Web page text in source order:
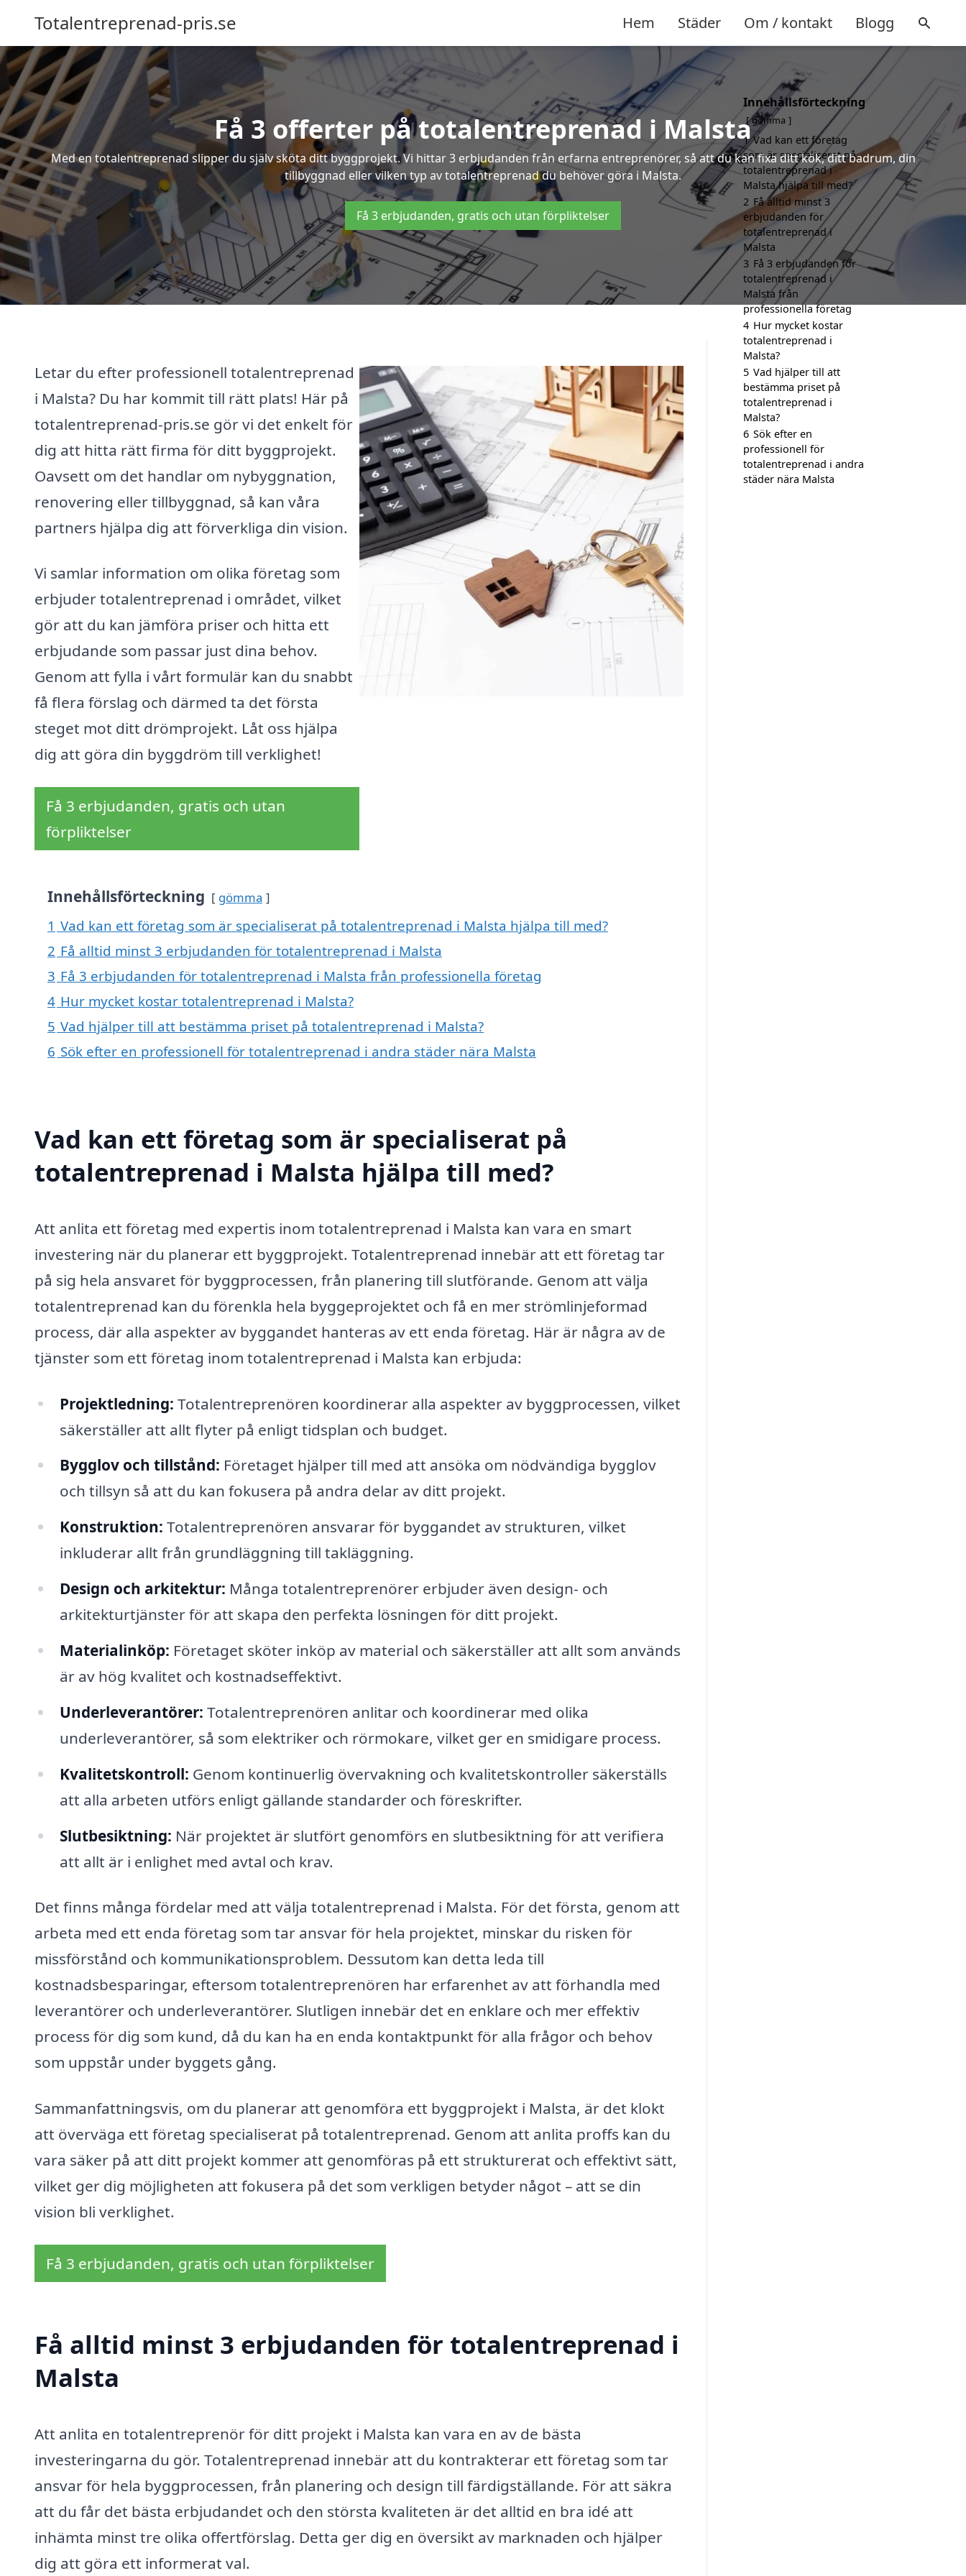
Totalentreprenad-pris.se Hem Städer Om / kontakt Blogg
Få 3 offerter på totalentreprenad i Malsta
Med en totalentreprenad slipper du själv sköta ditt byggprojekt. Vi hittar 3 erbjudanden från erfarna entreprenörer, så att du kan fixa ditt kök, ditt badrum, din
tillbyggnad eller vilken typ av totalentreprenad du behöver göra i Malsta.
Få 3 erbjudanden, gratis och utan förpliktelser
Letar du efter professionell totalentreprenad
i Malsta? Du har kommit till rätt plats! Här på
totalentreprenad-pris.se gör vi det enkelt för
dig att hitta rätt firma för ditt byggprojekt.
Oavsett om det handlar om nybyggnation,
renovering eller tillbyggnad, så kan våra
partners hjälpa dig att förverkliga din vision.
Vi samlar information om olika företag som
erbjuder totalentreprenad i området, vilket
gör att du kan jämföra priser och hitta ett
erbjudande som passar just dina behov.
Genom att fylla i vårt formulär kan du snabbt
få flera förslag och därmed ta det första
steget mot ditt drömprojekt. Låt oss hjälpa
dig att göra din byggdröm till verklighet!
Få 3 erbjudanden, gratis och utan
förpliktelser
Innehållsförteckning gömma
1 Vad kan ett företag som är specialiserat på totalentreprenad i Malsta hjälpa till med?
2 Få alltid minst 3 erbjudanden för totalentreprenad i Malsta
3 Få 3 erbjudanden för totalentreprenad i Malsta från professionella företag
4 Hur mycket kostar totalentreprenad i Malsta?
5 Vad hjälper till att bestämma priset på totalentreprenad i Malsta?
6 Sök efter en professionell för totalentreprenad i andra städer nära Malsta
Vad kan ett företag som är specialiserat på
totalentreprenad i Malsta hjälpa till med?
Att anlita ett företag med expertis inom totalentreprenad i Malsta kan vara en smart
investering när du planerar ett byggprojekt. Totalentreprenad innebär att ett företag tar
på sig hela ansvaret för byggprocessen, från planering till slutförande. Genom att välja
totalentreprenad kan du förenkla hela byggeprojektet och få en mer strömlinjeformad
process, där alla aspekter av byggandet hanteras av ett enda företag. Här är några av de
tjänster som ett företag inom totalentreprenad i Malsta kan erbjuda:
Projektledning: Totalentreprenören koordinerar alla aspekter av byggprocessen, vilket
säkerställer att allt flyter på enligt tidsplan och budget.
Bygglov och tillstånd: Företaget hjälper till med att ansöka om nödvändiga bygglov
och tillsyn så att du kan fokusera på andra delar av ditt projekt.
Konstruktion: Totalentreprenören ansvarar för byggandet av strukturen, vilket
inkluderar allt från grundläggning till takläggning.
Design och arkitektur: Många totalentreprenörer erbjuder även design- och
arkitekturtjänster för att skapa den perfekta lösningen för ditt projekt.
Materialinköp: Företaget sköter inköp av material och säkerställer att allt som används
är av hög kvalitet och kostnadseffektivt.
Underleverantörer: Totalentreprenören anlitar och koordinerar med olika
underleverantörer, så som elektriker och rörmokare, vilket ger en smidigare process.
Kvalitetskontroll: Genom kontinuerlig övervakning och kvalitetskontroller säkerställs
att alla arbeten utförs enligt gällande standarder och föreskrifter.
Slutbesiktning: När projektet är slutfört genomförs en slutbesiktning för att verifiera
att allt är i enlighet med avtal och krav.
Det finns många fördelar med att välja totalentreprenad i Malsta. För det första, genom att
arbeta med ett enda företag som tar ansvar för hela projektet, minskar du risken för
missförstånd och kommunikationsproblem. Dessutom kan detta leda till
kostnadsbesparingar, eftersom totalentreprenören har erfarenhet av att förhandla med
leverantörer och underleverantörer. Slutligen innebär det en enklare och mer effektiv
process för dig som kund, då du kan ha en enda kontaktpunkt för alla frågor och behov
som uppstår under byggets gång.
Sammanfattningsvis, om du planerar att genomföra ett byggprojekt i Malsta, är det klokt
att överväga ett företag specialiserat på totalentreprenad. Genom att anlita proffs kan du
vara säker på att ditt projekt kommer att genomföras på ett strukturerat och effektivt sätt,
vilket ger dig möjligheten att fokusera på det som verkligen betyder något – att se din
vision bli verklighet.
Få 3 erbjudanden, gratis och utan förpliktelser
Få alltid minst 3 erbjudanden för totalentreprenad i
Malsta
Att anlita en totalentreprenör för ditt projekt i Malsta kan vara en av de bästa
investeringarna du gör. Totalentreprenad innebär att du kontrakterar ett företag som tar
ansvar för hela byggprocessen, från planering och design till färdigställande. För att säkra
att du får det bästa erbjudandet och den största kvaliteten är det alltid en bra idé att
inhämta minst tre olika offertförslag. Detta ger dig en översikt av marknaden och hjälper
dig att göra ett informerat val.
Innehållsförteckning
gömma
1 Vad kan ett företag
som är specialiserat på
totalentreprenad i
Malsta hjälpa till med?
2 Få alltid minst 3
erbjudanden för
totalentreprenad i
Malsta
3 Få 3 erbjudanden för
totalentreprenad i
Malsta från
professionella företag
4 Hur mycket kostar
totalentreprenad i
Malsta?
5 Vad hjälper till att
bestämma priset på
totalentreprenad i
Malsta?
6 Sök efter en
professionell för
totalentreprenad i andra
städer nära Malsta